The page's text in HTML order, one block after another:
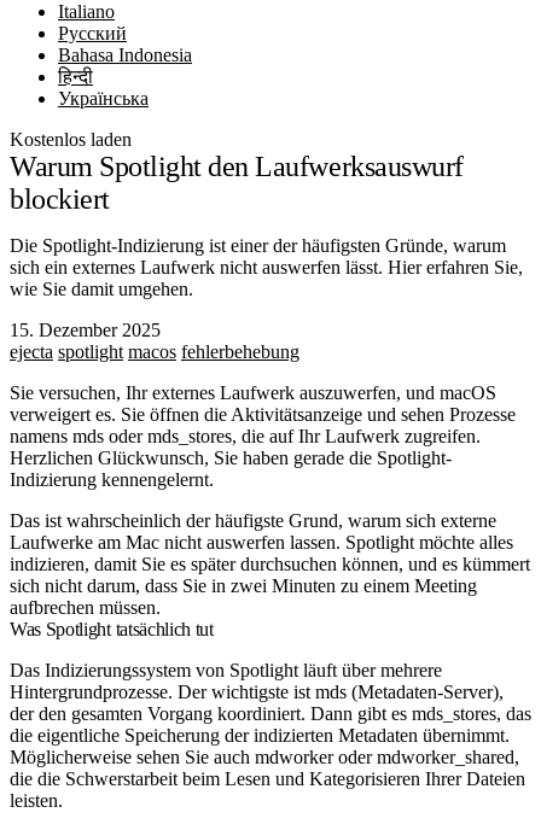
Italiano
Русский
Bahasa Indonesia
हिन्दी
Українська
Kostenlos laden
Warum Spotlight den Laufwerksauswurf
blockiert
Die Spotlight-Indizierung ist einer der häufigsten Gründe, warum
sich ein externes Laufwerk nicht auswerfen lässt. Hier erfahren Sie,
wie Sie damit umgehen.
15. Dezember 2025
ejecta spotlight macos fehlerbehebung
Sie versuchen, Ihr externes Laufwerk auszuwerfen, und macOS
verweigert es. Sie öffnen die Aktivitätsanzeige und sehen Prozesse
namens mds odermds_stores, die auf Ihr Laufwerk zugreifen.
Herzlichen Glückwunsch, Sie haben gerade die Spotlight-
Indizierung kennengelernt.
Das ist wahrscheinlich der häufigste Grund, warum sich externe
Laufwerke am Mac nicht auswerfen lassen. Spotlight möchte alles
indizieren, damit Sie es später durchsuchen können, und es kümmert
sich nicht darum, dass Sie in zwei Minuten zu einem Meeting
aufbrechen müssen.
Was Spotlight tatsächlich tut
Das Indizierungssystem von Spotlight läuft über mehrere
Hintergrundprozesse. Der wichtigste ist mds (Metadaten-Server),
der den gesamten Vorgang koordiniert. Dann gibt es mds_stores, das
die eigentliche Speicherung der indizierten Metadaten übernimmt.
Möglicherweise sehen Sie auch mdworkerodermdworker_shared,
die die Schwerstarbeit beim Lesen und Kategorisieren Ihrer Dateien
leisten.